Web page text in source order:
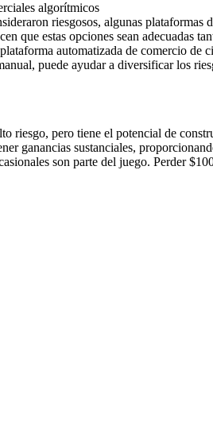
algorítmicos
riesgosos, algunas
que estas opciones sean adecuadas
automatizada de comercio de
puede ayudar a diversificar los
riesgo, pero tiene el potencial de
ganancias sustanciales,
son parte del juego. Perder